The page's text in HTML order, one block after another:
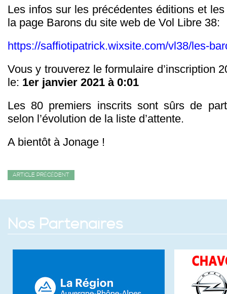
Les infos sur les précédentes éditions et
la page Barons du site web de Vol Libre 38:
https://saffiotipatrick.wixsite.com/vl38/les-
Vous y trouverez le formulaire d’inscription
le: 1er janvier 2021 à 0:01
Les 80 premiers inscrits sont sûrs de
selon l’évolution de la liste d’attente.
A bientôt à Jonage !
ARTICLE PRÉCÉDENT
Nos Partenaires